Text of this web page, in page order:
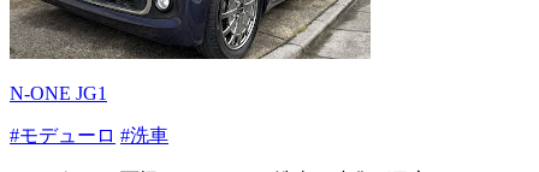
N-ONE JG1
#モデューロ #洗車